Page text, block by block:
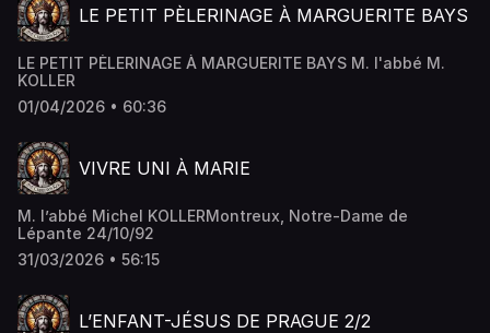
LE PETIT PÈLERINAGE À MARGUERITE BAYS
LE PETIT PÈLERINAGE À MARGUERITE BAYS M. l'abbé M.
KOLLER
01/04/2026 • 60:36
VIVRE UNI À MARIE
M. l’abbé Michel KOLLERMontreux, Notre-Dame de
Lépante 24/10/92
31/03/2026 • 56:15
L’ENFANT-JÉSUS DE PRAGUE 2/2